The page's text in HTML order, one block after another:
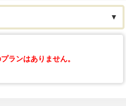
▼
ランはありません。